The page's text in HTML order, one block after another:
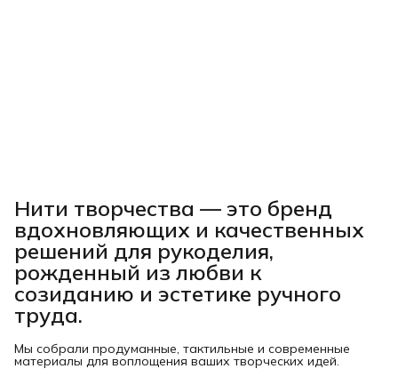
Нити творчества — это бренд
вдохновляющих и качественных
решений для рукоделия,
рожденный из любви к
созиданию и эстетике ручного
труда.
Мы собрали продуманные, тактильные и современные
материалы для воплощения ваших творческих идей.